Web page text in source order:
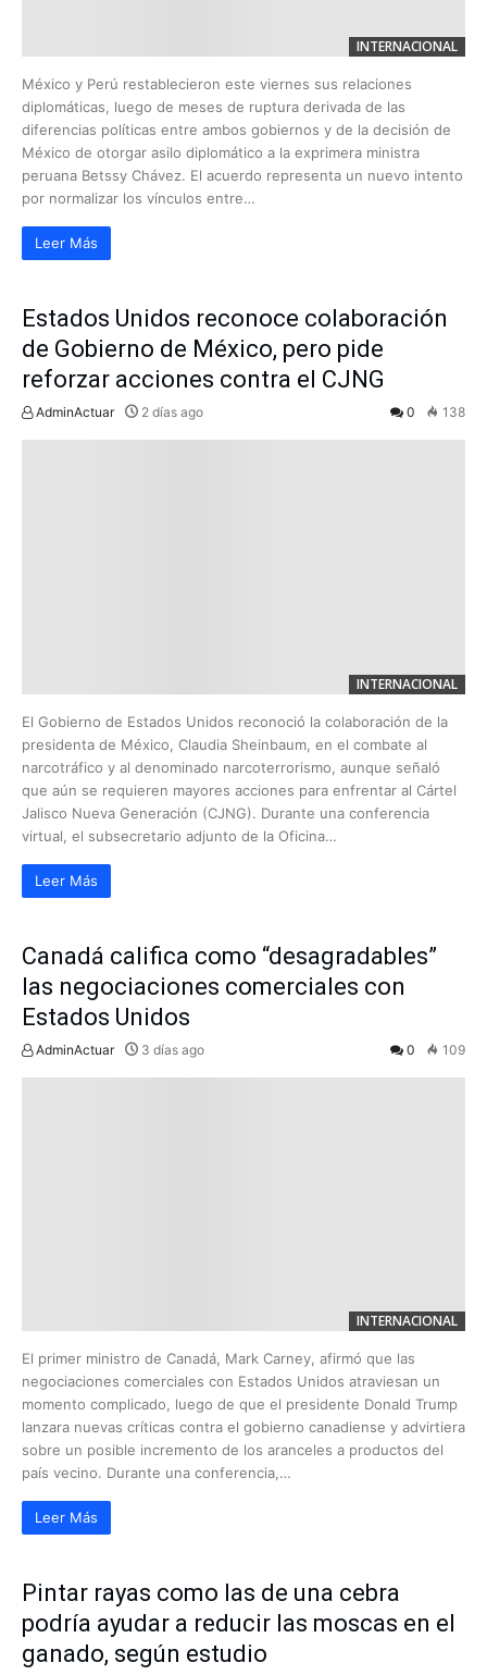
INTERNACIONAL
México y Perú restablecieron este viernes sus relaciones
diplomáticas, luego de meses de ruptura derivada de las
diferencias políticas entre ambos gobiernos y de la decisión de
México de otorgar asilo diplomático a la exprimera ministra
peruana Betssy Chávez. El acuerdo representa un nuevo intento
por normalizar los vínculos entre…
Leer Más
Estados Unidos reconoce colaboración
de Gobierno de México, pero pide
reforzar acciones contra el CJNG
AdminActuar 2 días ago 0 138
INTERNACIONAL
El Gobierno de Estados Unidos reconoció la colaboración de la
presidenta de México, Claudia Sheinbaum, en el combate al
narcotráfico y al denominado narcoterrorismo, aunque señaló
que aún se requieren mayores acciones para enfrentar al Cártel
Jalisco Nueva Generación (CJNG). Durante una conferencia
virtual, el subsecretario adjunto de la Oficina…
Leer Más
Canadá califica como “desagradables”
las negociaciones comerciales con
Estados Unidos
AdminActuar 3 días ago 0 109
INTERNACIONAL
El primer ministro de Canadá, Mark Carney, afirmó que las
negociaciones comerciales con Estados Unidos atraviesan un
momento complicado, luego de que el presidente Donald Trump
lanzara nuevas críticas contra el gobierno canadiense y advirtiera
sobre un posible incremento de los aranceles a productos del
país vecino. Durante una conferencia,…
Leer Más
Pintar rayas como las de una cebra
podría ayudar a reducir las moscas en el
ganado, según estudio